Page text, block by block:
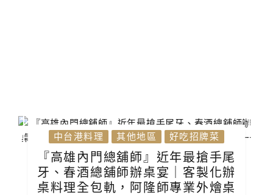
中台港料理 其他地區 好吃招牌菜
『高雄內門總舖師』近年最搶手尾
牙、春酒總舖師辦桌宴｜客製化辦
桌料理全包軌，阿隆師專業外燴桌